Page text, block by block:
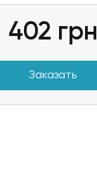
402 грн
Заказать